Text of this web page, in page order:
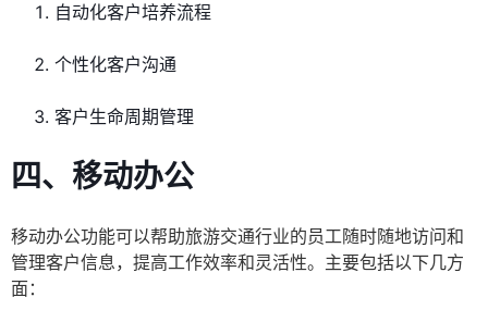
自动化客户培养流程
个性化客户沟通
客户生命周期管理
四、移动办公
移动办公功能可以帮助旅游交通行业的员工随时随地访问和
管理客户信息，提高工作效率和灵活性。主要包括以下几方
面：